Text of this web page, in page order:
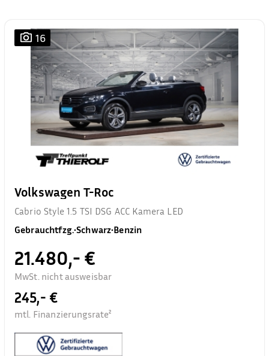
16
Volkswagen T-Roc
Cabrio Style 1.5 TSI DSG ACC Kamera LED
Gebrauchtfzg.•Schwarz•Benzin
21.480,- €
MwSt. nicht ausweisbar
245,- €
mtl. Finanzierungsrate²